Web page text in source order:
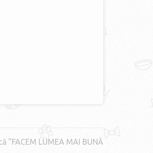
"FACEM LUMEA MAI BUNĂ